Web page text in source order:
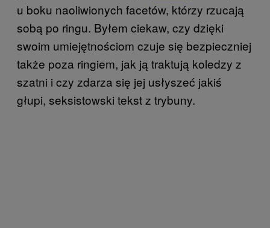
u boku naoliwionych facetów, którzy rzucają
sobą po ringu. Byłem ciekaw, czy dzięki
swoim umiejętnościom czuje się bezpieczniej
także poza ringiem, jak ją traktują koledzy z
szatni i czy zdarza się jej usłyszeć jakiś
głupi, seksistowski tekst z trybuny.